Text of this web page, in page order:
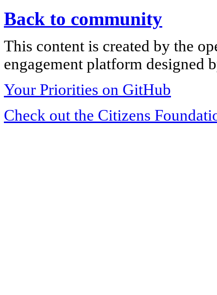
Back to community
This content is created by the
engagement platform designed
Your Priorities on GitHub
Check out the Citizens